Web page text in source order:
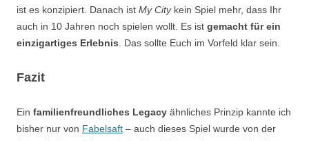
ist es konzipiert. Danach ist My Citykein Spiel mehr, dass Ihr
auch in 10 Jahren noch spielen wollt. Es ist gemacht für ein
einzigartiges Erlebnis. Das sollte Euch im Vorfeld klar sein.
Fazit
Ein familienfreundliches Legacy ähnliches Prinzip kannte ich
bisher nur von Fabelsaft – auch dieses Spiel wurde von der